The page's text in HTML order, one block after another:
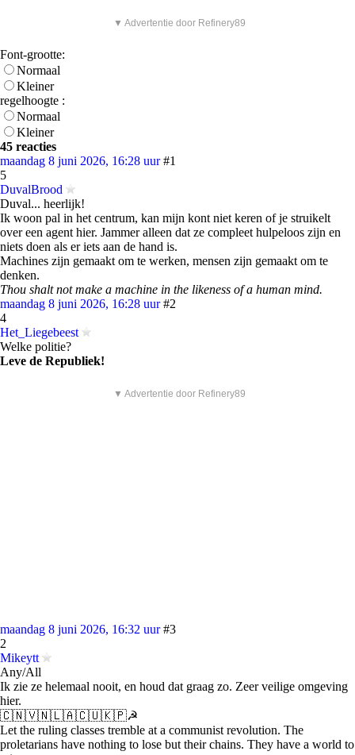
▼ Advertentie door Refinery89
Font-grootte:
Normaal
Kleiner
regelhoogte :
Normaal
Kleiner
45 reacties
maandag 8 juni 2026, 16:28 uur #1
5
DuvalBrood
Duval... heerlijk!
Ik woon pal in het centrum, kan mijn kont niet keren of je struikelt
over een agent hier. Jammer alleen dat ze compleet hulpeloos zijn en
niets doen als er iets aan de hand is.
Machines zijn gemaakt om te werken, mensen zijn gemaakt om te
denken.
Thou shalt not make a machine in the likeness of a human mind.
maandag 8 juni 2026, 16:28 uur #2
4
Het_Liegebeest
Welke politie?
Leve de Republiek!
▼ Advertentie door Refinery89
maandag 8 juni 2026, 16:32 uur #3
2
Mikeytt
Any/All
Ik zie ze helemaal nooit, en houd dat graag zo. Zeer veilige omgeving
hier.
🇨🇳🇻🇳🇱🇦🇨🇺🇰🇵☭
Let the ruling classes tremble at a communist revolution. The
proletarians have nothing to lose but their chains. They have a world to